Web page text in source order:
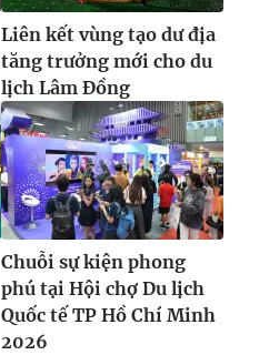
Liên kết vùng tạo dư địa
tăng trưởng mới cho du
lịch Lâm Đồng
Chuỗi sự kiện phong
phú tại Hội chợ Du lịch
Quốc tế TP Hồ Chí Minh
2026